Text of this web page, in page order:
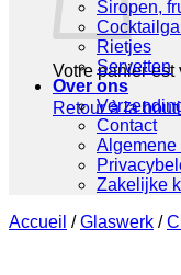
Votre panier est
Retour à la
Siropen,
Rietjes
Servetten
Over ons
Contact
Algemene
Zakelijke
Accueil / Glaswerk /